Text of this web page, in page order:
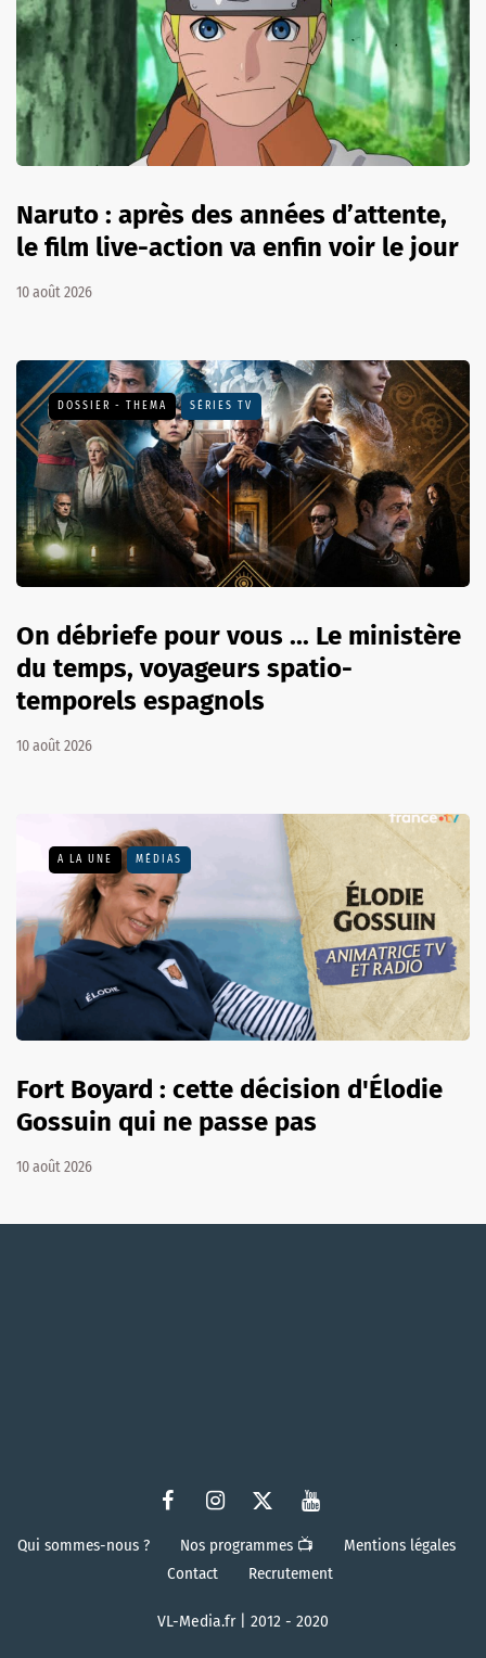
Naruto : après des années d’attente,
le film live-action va enfin voir le jour
10 août 2026
DOSSIER - THEMA SÉRIES TV
On débriefe pour vous ... Le ministère
du temps, voyageurs spatio-
temporels espagnols
10 août 2026
A LA UNE MÉDIAS
Fort Boyard : cette décision d'Élodie
Gossuin qui ne passe pas
10 août 2026
Qui sommes-nous ? Nos programmes 📺
Mentions légales
Contact
Recrutement
VL-Media.fr | 2012 - 2020